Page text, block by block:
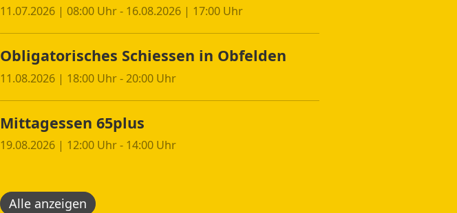
11.07.2026 | 08:00 Uhr - 16.08.2026 | 17:00 Uhr
Obligatorisches Schiessen in Obfelden
11.08.2026 | 18:00 Uhr - 20:00 Uhr
Mittagessen 65plus
19.08.2026 | 12:00 Uhr - 14:00 Uhr
Alle anzeigen